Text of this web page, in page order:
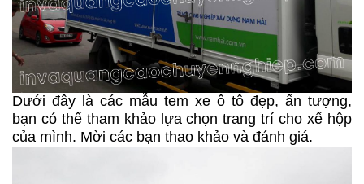
Dưới đây là các mẫu tem xe ô tô đẹp, ấn tượng,
bạn có thể tham khảo lựa chọn trang trí cho xế hộp
của mình. Mời các bạn thao khảo và đánh giá.